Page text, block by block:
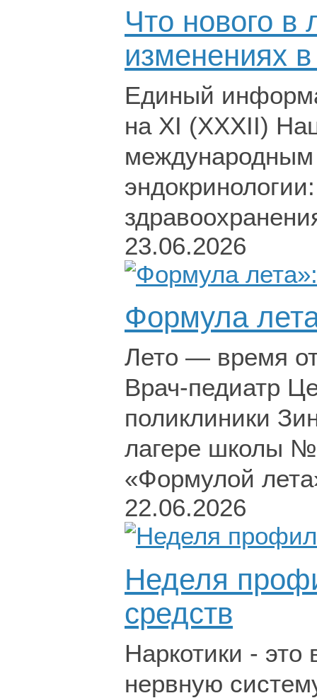
Что нового в
изменениях
Единый
на XI (XXXII)
международным
23.06.2026
Формула
Лето — время
Врач-педиатр
поликлиники
лагере школы
«Формулой
22.06.2026
Неделя
средств
Наркотики -
нервную